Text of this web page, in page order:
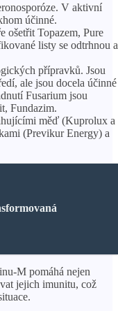
V aktivní
účinné.
ošetřit Topazem, Pure
listy se odtrhnou a
přípravků. Jsou
ale jsou docela účinné
Fusarium jsou
Fundazim.
měď (Kuprolux a
(Previkur Energy) a
M pomáhá nejen
jejich imunitu, což